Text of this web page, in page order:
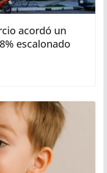
acordó un
escalonado